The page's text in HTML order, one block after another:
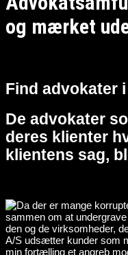
og mærket
Find advokater
De advokater
deres klienter
klientens sag,